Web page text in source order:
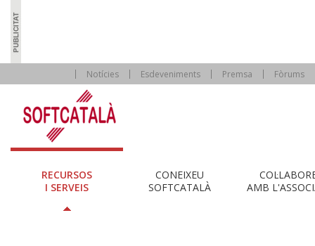
Notícies Esdeveniments Premsa Fòrums
RECURSOS
I SERVEIS
CONEIXEU
SOFTCATALÀ
AMB